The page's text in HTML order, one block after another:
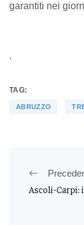
garantiti nei
.
TAG:
ABRUZZO
Ascoli-